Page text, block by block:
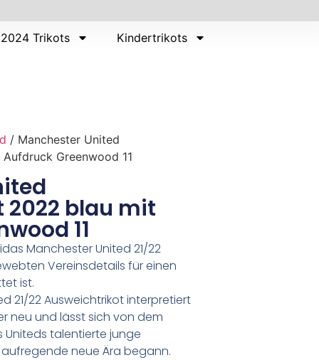
Trikots Kindertrikots
/ Manchester United
Greenwood 11
blau mit
11
Manchester United 21/22
Vereinsdetails für einen
ist.
21/22 Ausweichtrikot interpretiert
neu und lässt sich von dem
Uniteds talentierte junge
neue Ära begann.